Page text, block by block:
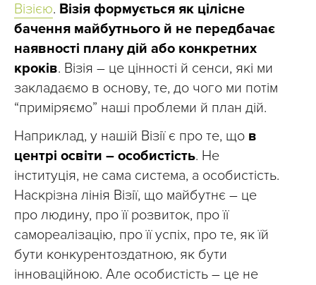
Візією. Візія формується як цілісне
бачення майбутнього й не передбачає
наявності плану дій або конкретних
кроків. Візія – це цінності й сенси, які ми
закладаємо в основу, те, до чого ми потім
“приміряємо” наші проблеми й план дій.
Наприклад, у нашій Візії є про те, що в
центрі освіти – особистість. Не
інституція, не сама система, а особистість.
Наскрізна лінія Візії, що майбутнє – це
про людину, про її розвиток, про її
самореалізацію, про її успіх, про те, як їй
бути конкурентоздатною, як бути
інноваційною. Але особистість – це не